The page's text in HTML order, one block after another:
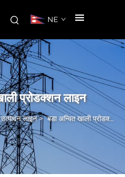
NE
प्रोडक्शन लाइन
लाइन>बडा अन्वित खाली प्रोडक्शन लाइन